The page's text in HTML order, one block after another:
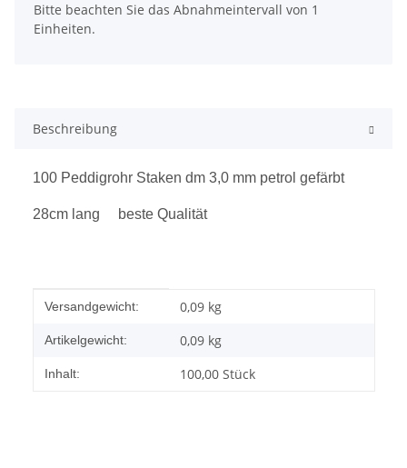
Bitte beachten Sie das Abnahmeintervall von 1
Einheiten.
Beschreibung
100 Peddigrohr Staken dm 3,0 mm petrol gefärbt
28cm lang beste Qualität
Produkteigenschaft
Wert
Versandgewicht: 0,09 kg
Artikelgewicht: 0,09 kg
Inhalt: 100,00 Stück